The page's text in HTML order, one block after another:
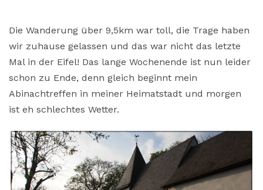
Die Wanderung über 9,5km war toll, die Trage haben
wir zuhause gelassen und das war nicht das letzte
Mal in der Eifel! Das lange Wochenende ist nun leider
schon zu Ende, denn gleich beginnt mein
Abinachtreffen in meiner Heimatstadt und morgen
ist eh schlechtes Wetter.